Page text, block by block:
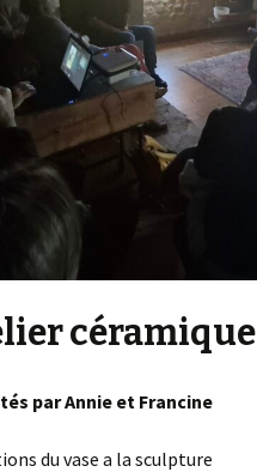
céramique
par Annie et Francine
du vase a la sculpture